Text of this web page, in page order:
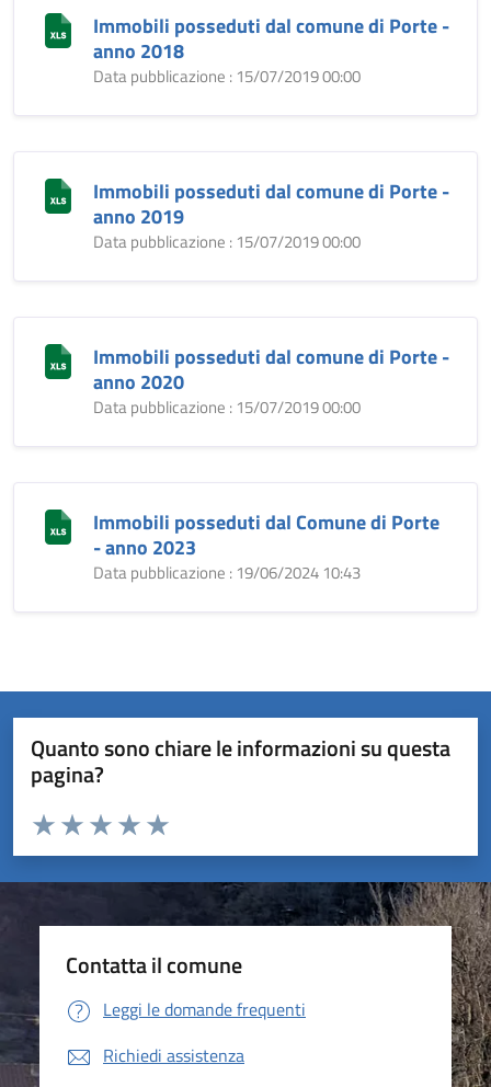
Immobili posseduti dal comune di Porte -
anno 2018
Data pubblicazione : 15/07/2019 00:00
Immobili posseduti dal comune di Porte -
anno 2019
Data pubblicazione : 15/07/2019 00:00
Immobili posseduti dal comune di Porte -
anno 2020
Data pubblicazione : 15/07/2019 00:00
Immobili posseduti dal Comune di Porte
- anno 2023
Data pubblicazione : 19/06/2024 10:43
Quanto sono chiare le informazioni su questa
pagina?
Valuta da 1 a 5 stelle la pagina
Valuta 5 stelle su 5
Valuta 4 stelle su 5
Valuta 3 stelle su 5
Valuta 2 stelle su 5
Valuta 1 stelle su 5
Contatta il comune
Leggi le domande frequenti
Richiedi assistenza